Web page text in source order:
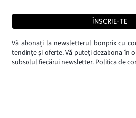
ÎNSCRIE-TE
Vă abonați la newsletterul bonprix cu
tendințe și oferte. Vă puteți dezabona în
subsolul fiecărui newsletter. Politica de